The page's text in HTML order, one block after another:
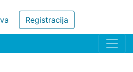
Registracija